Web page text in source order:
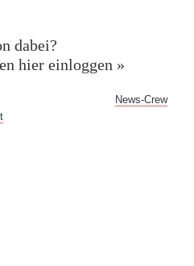
dabei?
hier einloggen »
News-Crew